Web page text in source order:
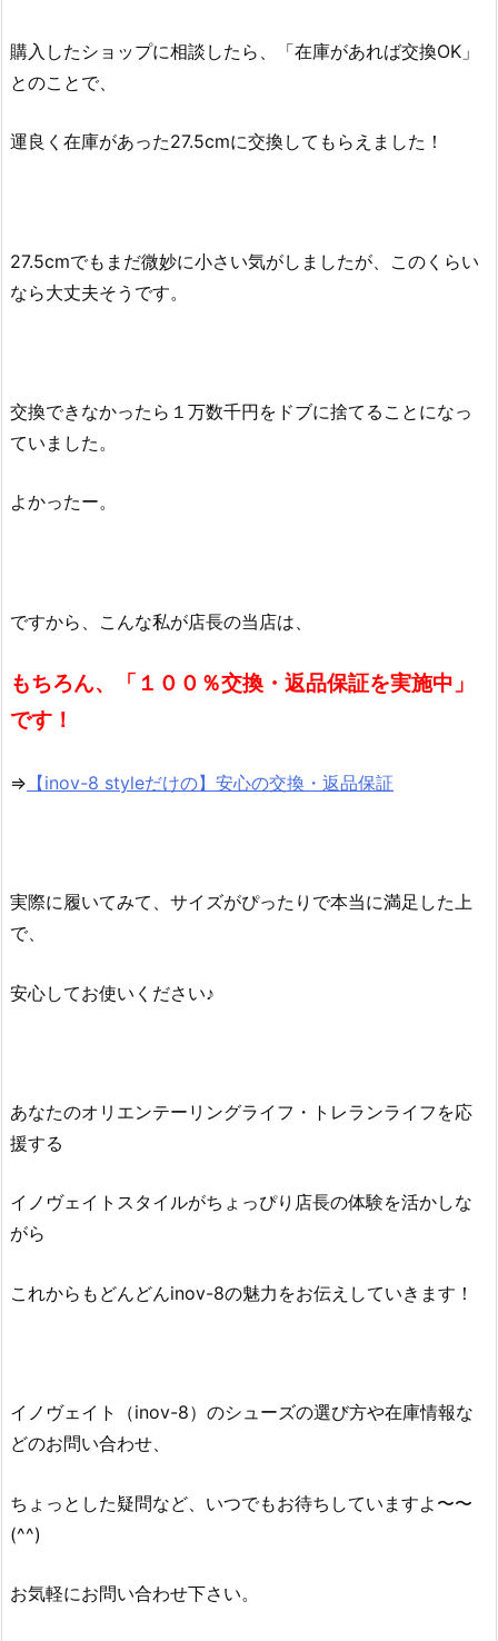
購入したショップに相談したら、「在庫があれば交換OK」
とのことで、
運良く在庫があった27.5cmに交換してもらえました！
27.5cmでもまだ微妙に小さい気がしましたが、このくらい
なら大丈夫そうです。
交換できなかったら１万数千円をドブに捨てることになっ
ていました。
よかったー。
ですから、こんな私が店長の当店は、
もちろん、「１００％交換・返品保証を実施中」
です！
⇒ 【inov-8 styleだけの】安心の交換・返品保証
実際に履いてみて、サイズがぴったりで本当に満足した上
で、
安心してお使いください♪
あなたのオリエンテーリングライフ・トレランライフを応
援する
イノヴェイトスタイルがちょっぴり店長の体験を活かしな
がら
これからもどんどんinov-8の魅力をお伝えしていきます！
イノヴェイト（inov-8）のシューズの選び方や在庫情報な
どのお問い合わせ、
ちょっとした疑問など、いつでもお待ちしていますよ〜〜
(^^)
お気軽にお問い合わせ下さい。